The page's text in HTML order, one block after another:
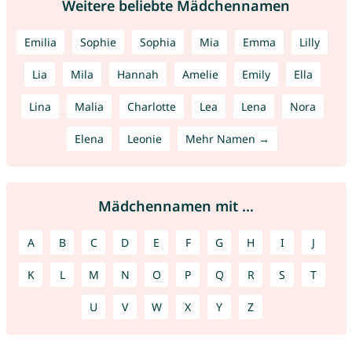
Weitere beliebte Mädchennamen
Emilia Sophie Sophia Mia Emma Lilly
Lia Mila Hannah Amelie Emily Ella
Lina Malia Charlotte Lea Lena Nora
Elena Leonie Mehr Namen →
Mädchennamen mit ...
A B C D E F G H I J
K L M N O P Q R S T
U V W X Y Z